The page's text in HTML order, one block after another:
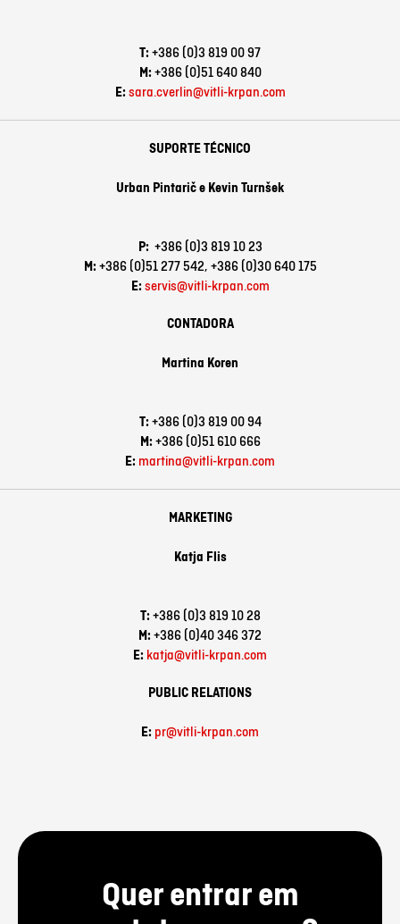
T:+386 (0)3 819 00 97
M:+386 (0)51 640 840
E:sara.cverlin@vitli-krpan.com
SUPORTE TÉCNICO
Urban Pintarič e Kevin Turnšek
P: +386 (0)3 819 10 23
M:+386 (0)51 277 542, +386 (0)30 640 175
E:servis@vitli-krpan.com
CONTADORA
Martina Koren
T:+386 (0)3 819 00 94
M:+386 (0)51 610 666
E: martina@vitli-krpan.com
MARKETING
Katja Flis
T:+386 (0)3 819 10 28
M:+386 (0)40 346 372
E: katja@vitli-krpan.com
PUBLIC RELATIONS
E: pr@vitli-krpan.com
Quer entrar em